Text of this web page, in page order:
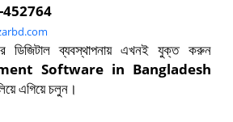
ডিজিটাল ব্যবস্থাপনায় এখনই যুক্ত করুন
Software in Bangladesh
এগিয়ে চলুন।